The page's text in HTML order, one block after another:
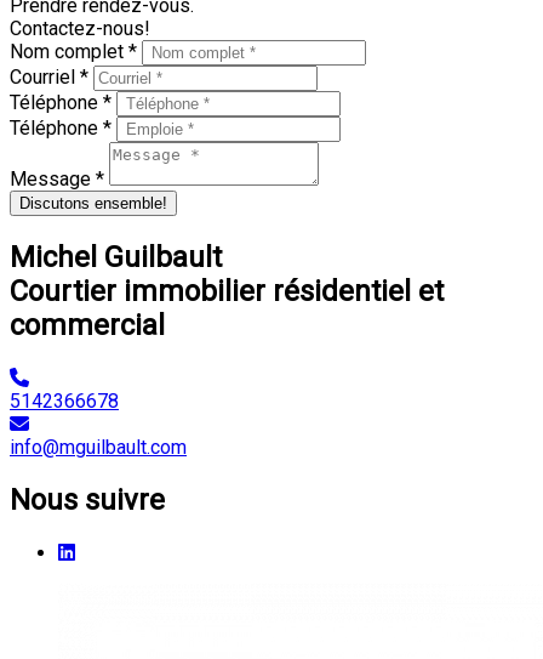
Prendre rendez-vous.
Contactez-nous!
Nom complet *
Courriel *
Téléphone *
Téléphone *
Message *
Discutons ensemble!
Michel Guilbault
Courtier immobilier résidentiel et
commercial
5142366678
info@mguilbault.com
Nous suivre